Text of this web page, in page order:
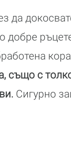
да
също с
Сигурно